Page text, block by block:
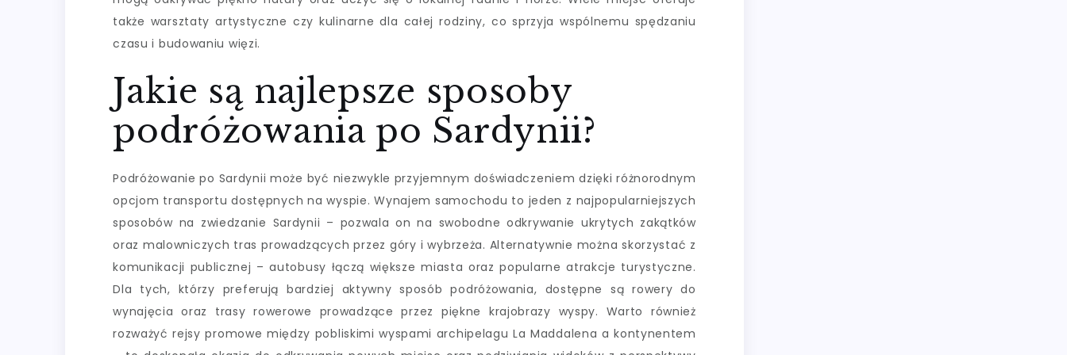
także warsztaty artystyczne czy kulinarne dla całej rodziny, co sprzyja wspólnemu spędzaniu
czasu i budowaniu więzi.
Jakie są najlepsze sposoby
podróżowania po Sardynii?
Podróżowanie po Sardynii może być niezwykle przyjemnym doświadczeniem dzięki różnorodnym
opcjom transportu dostępnych na wyspie. Wynajem samochodu to jeden z najpopularniejszych
sposobów na zwiedzanie Sardynii – pozwala on na swobodne odkrywanie ukrytych zakątków
oraz malowniczych tras prowadzących przez góry i wybrzeża. Alternatywnie można skorzystać z
komunikacji publicznej – autobusy łączą większe miasta oraz popularne atrakcje turystyczne.
Dla tych, którzy preferują bardziej aktywny sposób podróżowania, dostępne są rowery do
wynajęcia oraz trasy rowerowe prowadzące przez piękne krajobrazy wyspy. Warto również
rozważyć rejsy promowe między pobliskimi wyspami archipelagu La Maddalena a kontynentem